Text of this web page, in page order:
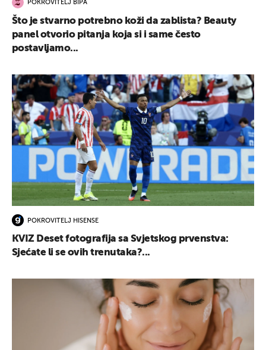
POKROVITELJ BIPA
Što je stvarno potrebno koži da zablista? Beauty
panel otvorio pitanja koja si i same često
postavljamo...
POKROVITELJ HISENSE
KVIZ Deset fotografija sa Svjetskog prvenstva:
Sjećate li se ovih trenutaka?...